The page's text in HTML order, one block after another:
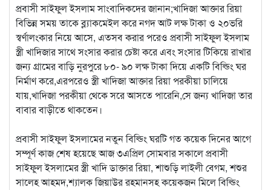
প্রবাসী সাইফুল ইসলাম সাংবাদিকদের জানান;খাদিজা আক্তার রিয়া
বিভিন্ন সময় তাকে ব্ল্যাকমেইল করে নগদ আট লক্ষ টাকা ও ২০ভরি
স্বর্ণালংকার নিয়ে আসে, এতসব করার পরেও প্রবাসী সাইফুল ইসলাম
স্ত্রী খাদিজার সাথে সংসার করার চেষ্টা করে এবং সংসার টিকিয়ে রাখার
জন্য গ্রামের বাড়ি নুরপুরে ৮০- ৯০ লক্ষ টাকা দিয়ে একটি বিল্ডিং ঘর
নির্মাণ করে,এরপরেও স্ত্রী খাদিজা আক্তার রিয়া পরকীয়া চালিয়ে
যায়,খাদিজা পরকীয়া থেকে সরে আসতে পারেনি,সে জন্য খাদিজা তার
বাবার বাড়ীতে থাকতেন।
প্রবাসী সাইফুল ইসলামের নতুন বিল্ডিং ঘরটি গত কয়েক দিনের আগে
সম্পূর্ণ কাজ শেষ হয়েছে আজ ৩এপ্রিল সোমবার সকালে প্রবাসী
সাইফুল ইসলামের স্ত্রী খাদি ডাক্তার রিয়া, শাশুড়ি লাইলী বেগম, শশুর
সালেহ আহমদ,শ্যালক জিয়াউর রহমানসহ কয়েকজন মিলে বিল্ডিং